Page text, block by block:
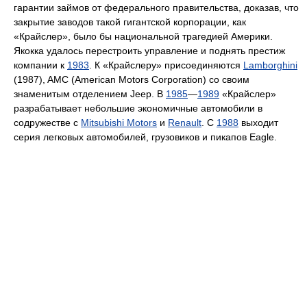
гарантии займов от федерального правительства, доказав, что
закрытие заводов такой гигантской корпорации, как
«Крайслер», было бы национальной трагедией Америки.
Якокка удалось перестроить управление и поднять престиж
компании к 1983. К «Крайслеру» присоединяются Lamborghini
(1987), AMC (American Motors Corporation) со своим
знаменитым отделением Jeep. В 1985—1989 «Крайслер»
разрабатывает небольшие экономичные автомобили в
содружестве с Mitsubishi Motors и Renault. С 1988 выходит
серия легковых автомобилей, грузовиков и пикапов Eagle.